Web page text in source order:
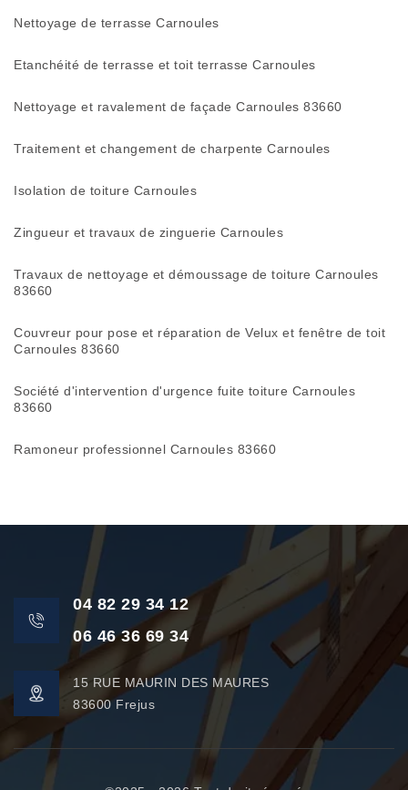
Nettoyage de terrasse Carnoules
Etanchéité de terrasse et toit terrasse Carnoules
Nettoyage et ravalement de façade Carnoules 83660
Traitement et changement de charpente Carnoules
Isolation de toiture Carnoules
Zingueur et travaux de zinguerie Carnoules
Travaux de nettoyage et démoussage de toiture Carnoules
83660
Couvreur pour pose et réparation de Velux et fenêtre de toit
Carnoules 83660
Société d'intervention d'urgence fuite toiture Carnoules
83660
Ramoneur professionnel Carnoules 83660
04 82 29 34 12
06 46 36 69 34
15 RUE MAURIN DES MAURES
83600 Frejus